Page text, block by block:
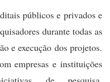
públicos e privados e
durante todas as
e execução dos projetos.
empresas e instituições